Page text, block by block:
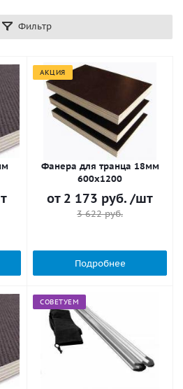
Фильтр
АКЦИЯ
Фанера для транца 18мм
600х1200
от 2 173 руб. /шт
3 622 руб.
Подробнее
СОВЕТУЕМ